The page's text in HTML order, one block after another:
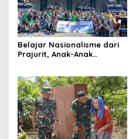
Belajar Nasionalisme dari
Prajurit, Anak-Anak